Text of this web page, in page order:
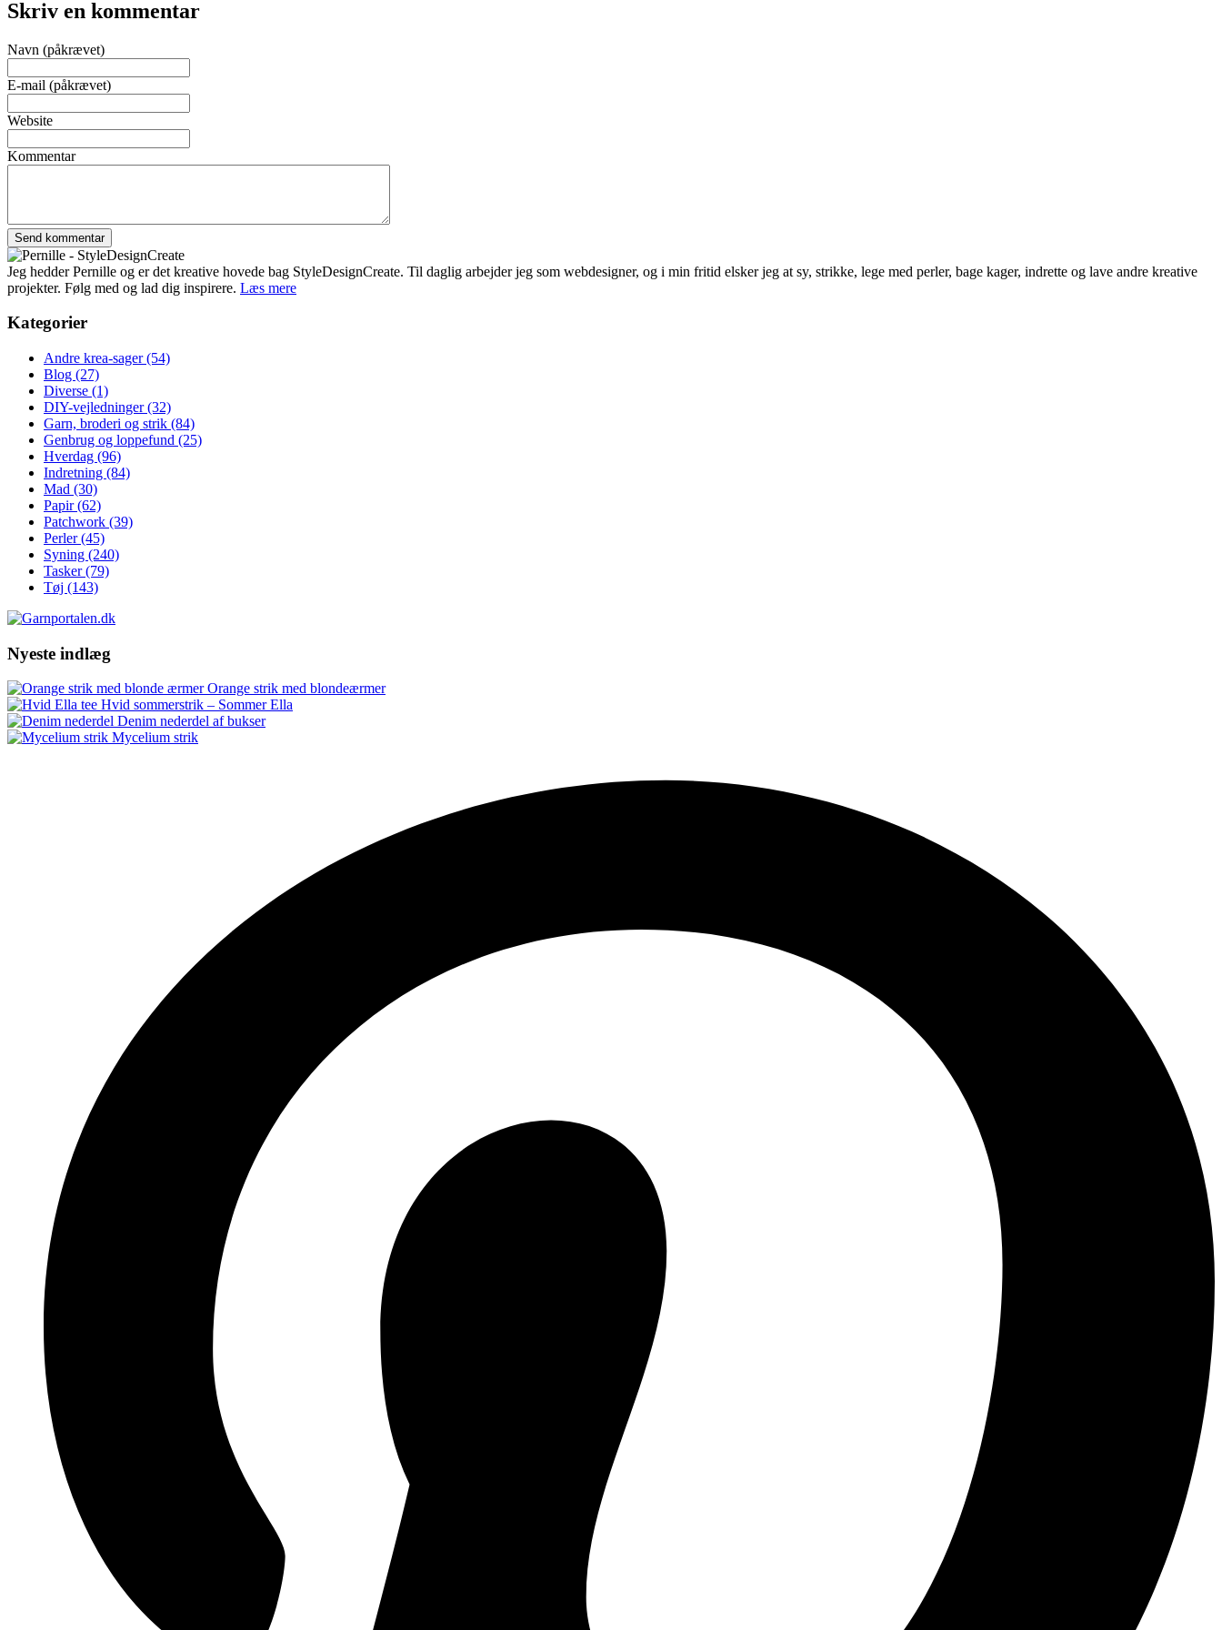
Skriv en kommentar
Navn (påkrævet)
E-mail (påkrævet)
Website
Kommentar
Jeg hedder Pernille og er det kreative hovede bag StyleDesignCreate. Til daglig arbejder jeg som webdesigner, og i min fritid elsker jeg at sy, strikke, lege med perler, bage kager, indrette og lave andre kreative
projekter. Følg med og lad dig inspirere. Læs mere
Kategorier
Andre krea-sager(54)
Blog (27)
Diverse (1)
DIY-vejledninger(32)
Garn, broderi og strik (84)
Genbrug og loppefund (25)
Hverdag (96)
Indretning (84)
Mad (30)
Papir(62)
Patchwork (39)
Perler(45)
Syning (240)
Tasker(79)
Tøj (143)
Nyeste indlæg
Orange strik med blondeærmer
Hvid sommerstrik – Sommer Ella
Denim nederdel af bukser
Mycelium strik